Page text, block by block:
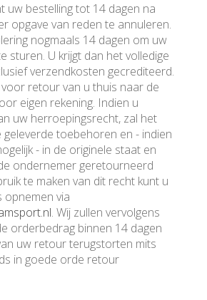
uw bestelling tot 14 dagen na
opgave van reden te annuleren.
nogmaals 14 dagen om uw
sturen. U krijgt dan het volledige
verzendkosten gecrediteerd.
retour van u thuis naar de
eigen rekening. Indien u
uw herroepingsrecht, zal het
toebehoren en - indien
- in de originele staat en
ondernemer geretourneerd
te maken van dit recht kunt u
via
. Wij zullen vervolgens
orderbedrag binnen 14 dagen
uw retour terugstorten mits
in goede orde retour